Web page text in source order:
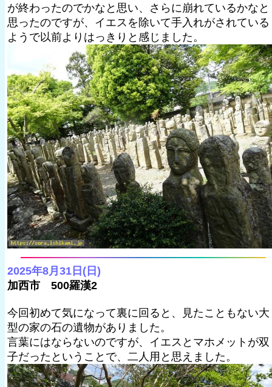
が終わったのでかなと思い、さらに崩れているかなと
思ったのですが、イエスを除いて手入れがされている
ようで以前よりはっきりと感じました。
2025年8月31日(日)
加西市 500羅漢2
今回初めて気になって裏に回ると、見たこともない大
型の家の石の遺物がありました。
言葉にはならないのですが、イエスとマホメットが双
子だったということで、二人用と思えました。